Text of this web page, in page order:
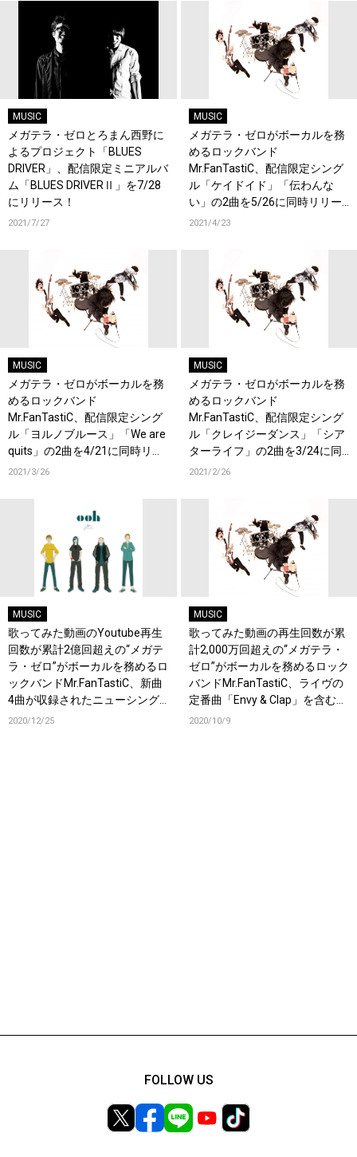
MUSIC
メガテラ・ゼロとろまん西野に
よるプロジェクト「BLUES
DRIVER」、配信限定ミニアルバ
ム「BLUES DRIVERⅡ」を7/28
にリリース！
2021/7/27
MUSIC
メガテラ・ゼロがボーカルを務
めるロックバンド
Mr.FanTastiC、配信限定シング
ル「ケイドイド」「伝わんな
い」の2曲を5/26に同時リリー
ス！
2021/4/23
MUSIC
メガテラ・ゼロがボーカルを務
めるロックバンド
Mr.FanTastiC、配信限定シング
ル「ヨルノブルース」「We are
quits」の2曲を4/21に同時リリ
ース！
2021/3/26
MUSIC
メガテラ・ゼロがボーカルを務
めるロックバンド
Mr.FanTastiC、配信限定シング
ル「クレイジーダンス」「シア
ターライフ」の2曲を3/24に同
時リリース決定！
2021/2/26
MUSIC
歌ってみた動画のYoutube再生
回数が累計2億回超えの“メガテ
ラ・ゼロ”がボーカルを務めるロ
ックバンドMr.FanTastiC、新曲
4曲が収録されたニューシング
ル「ooh」が2/17リリース決
2020/12/25
MUSIC
歌ってみた動画の再生回数が累
計2,000万回超えの“メガテラ・
ゼロ”がボーカルを務めるロック
バンドMr.FanTastiC、ライヴの
定番曲「Envy & Clap」を含む3
曲が収録されたシングル「＆」
2020/10/9
FOLLOW US